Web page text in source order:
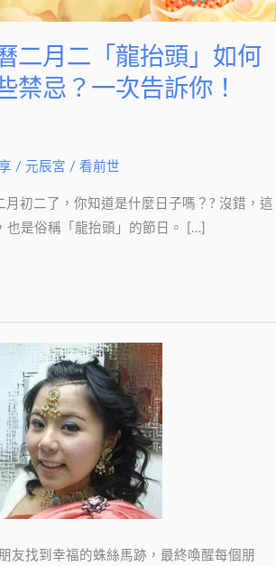
二月二「龍抬頭」如何
禁忌？一次告訴你！
/ 元辰宮 / 看前世
月初二了，你知道是什麼日子嗎？? 沒錯，這
也是俗稱「龍抬頭」的節日。 […]
友找到幸福的蛛絲馬跡，最終喚醒每個朋